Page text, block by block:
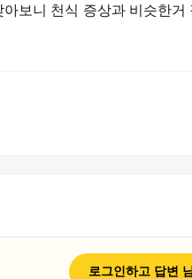
보니 천식 증상과 비슷한거
로그인하고 답변